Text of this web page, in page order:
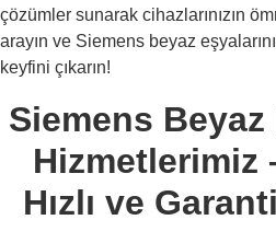
çözümler sunarak cihazlarınızın
arayın ve Siemens beyaz
keyfini çıkarın!
Siemens
Hizmetlerimiz
Hızlı ve